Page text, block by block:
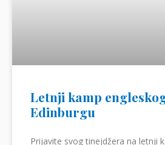
Letnji kamp
Edinburgu
Prijavite svog tinejdžera na letnji